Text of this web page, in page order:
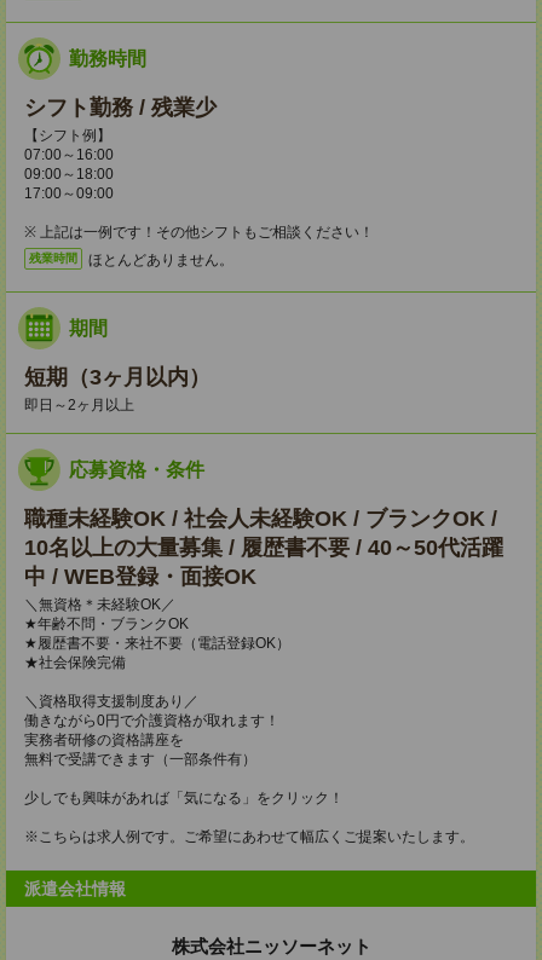
勤務時間
シフト勤務 / 残業少
【シフト例】
07:00～16:00
09:00～18:00
17:00～09:00
※ 上記は一例です！その他シフトもご相談ください！
残業時間 ほとんどありません。
期間
短期（3ヶ月以内）
即日～2ヶ月以上
応募資格・条件
職種未経験OK / 社会人未経験OK / ブランクOK /
10名以上の大量募集 / 履歴書不要 / 40～50代活躍
中 / WEB登録・面接OK
＼無資格＊未経験OK／
★年齢不問・ブランクOK
★履歴書不要・来社不要（電話登録OK）
★社会保険完備
＼資格取得支援制度あり／
働きながら0円で介護資格が取れます！
実務者研修の資格講座を
無料で受講できます（一部条件有）
少しでも興味があれば「気になる」をクリック！
※こちらは求人例です。ご希望にあわせて幅広くご提案いたします。
派遣会社情報
株式会社ニッソーネット